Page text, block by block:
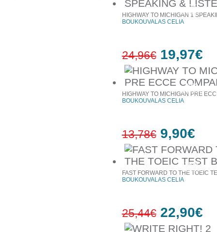
20%
έκπτωση
20%
έκπτωση
HIGHWAY TO MICHIGAN 1
BOUKOUVALAS CELIA
24,96€ 19,97€
28%
έκπτωση
HIGHWAY TO MICHIGAN PRE
BOUKOUVALAS CELIA
13,78€ 9,90€
FAST FORWARD TO THE TOEIC
BOUKOUVALAS CELIA
25,44€ 22,90€